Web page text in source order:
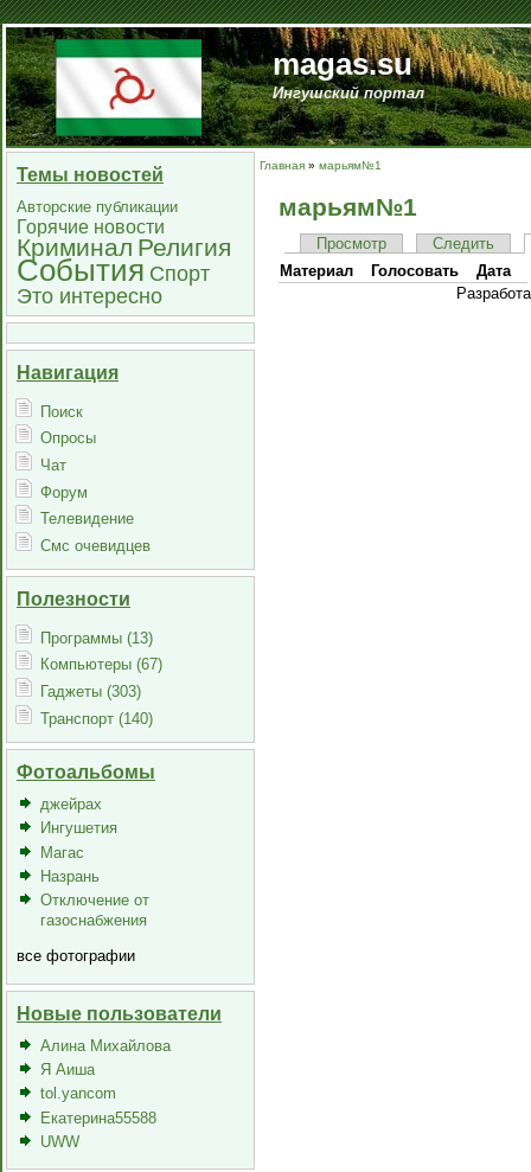
magas.su
Ингушский портал
Темы новостей
Авторские публикации
Горячие новости
Криминал Религия
События Спорт
Это интересно
Навигация
Поиск
Опросы
Чат
Форум
Телевидение
Смс очевидцев
Полезности
Программы (13)
Компьютеры (67)
Гаджеты (303)
Транспорт (140)
Фотоальбомы
джейрах
Ингушетия
Магас
Назрань
Отключение от
газоснабжения
все фотографии
Новые пользователи
Алина Михайлова
Я Аиша
tol.yancom
Екатерина55588
UWW
Главная » марьям№1
марьям№1
Просмотр
Следить
Материал
Голосовать
Дата